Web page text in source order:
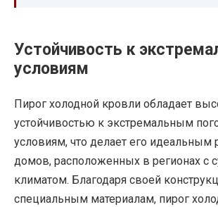
Устойчивость к
условиям
Пирог холодной кровли обладает
устойчивостью к экстремальным
условиям, что делает его
домов, расположенных в регионах с
климатом. Благодаря своей
специальным материалам, пирог